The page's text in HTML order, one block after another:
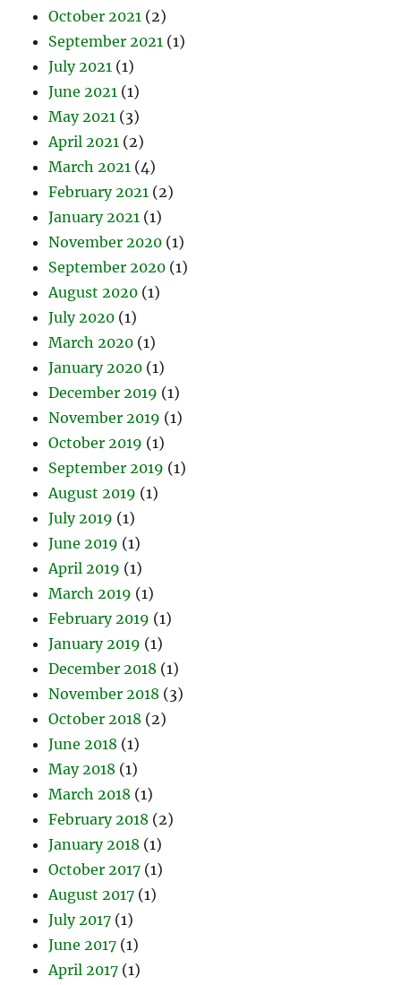
October 2021 (2)
September 2021 (1)
July 2021 (1)
June 2021 (1)
May 2021 (3)
April 2021 (2)
March 2021 (4)
February 2021 (2)
January 2021 (1)
November 2020 (1)
September 2020 (1)
August 2020 (1)
July 2020 (1)
March 2020 (1)
January 2020 (1)
December 2019 (1)
November 2019 (1)
October 2019 (1)
September 2019 (1)
August 2019 (1)
July 2019 (1)
June 2019 (1)
April 2019 (1)
March 2019 (1)
February 2019 (1)
January 2019 (1)
December 2018 (1)
November 2018 (3)
October 2018 (2)
June 2018 (1)
May 2018 (1)
March 2018 (1)
February 2018 (2)
January 2018 (1)
October 2017 (1)
August 2017 (1)
July 2017 (1)
June 2017 (1)
April 2017 (1)